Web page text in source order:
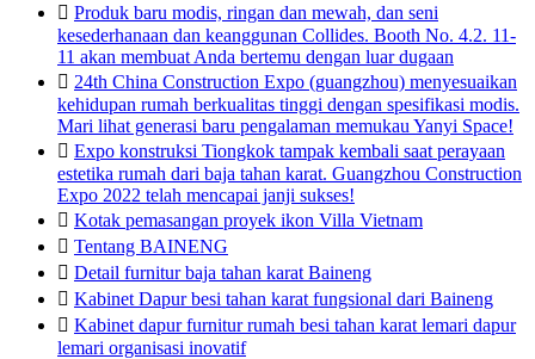
 Produk baru modis, ringan dan mewah, dan seni
kesederhanaan dan keanggunan Collides. Booth No. 4.2. 11-
11 akan membuat Anda bertemu dengan luar dugaan
 24th China Construction Expo (guangzhou) menyesuaikan
kehidupan rumah berkualitas tinggi dengan spesifikasi modis.
Mari lihat generasi baru pengalaman memukau Yanyi Space!
 Expo konstruksi Tiongkok tampak kembali saat perayaan
estetika rumah dari baja tahan karat. Guangzhou Construction
Expo 2022 telah mencapai janji sukses!
 Kotak pemasangan proyek ikon Villa Vietnam
 Tentang BAINENG
 Detail furnitur baja tahan karat Baineng
 Kabinet Dapur besi tahan karat fungsional dari Baineng
 Kabinet dapur furnitur rumah besi tahan karat lemari dapur
lemari organisasi inovatif